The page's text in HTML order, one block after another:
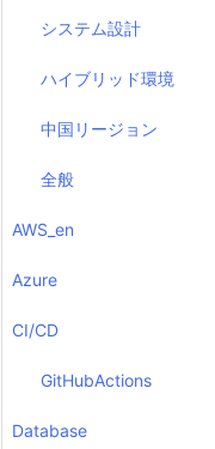
システム設計
ハイブリッド環境
中国リージョン
全般
AWS_en
Azure
CI/CD
GitHubActions
Database